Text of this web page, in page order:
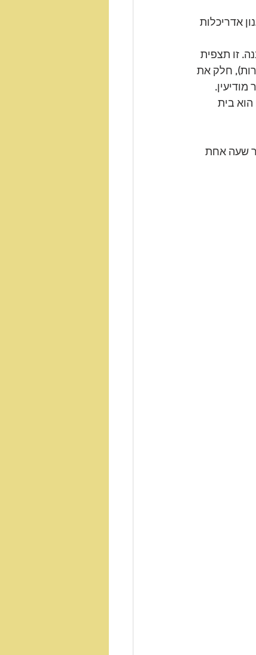
אדריכלות
. זו תצפית
), חלק את
מודיעין.
בית
שעה אחת